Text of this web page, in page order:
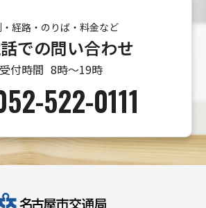
経路・のりば・料金など
での問い合わせ
受付時間 8時〜19時
522-0111